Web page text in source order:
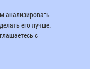
анализировать
его лучше.
с